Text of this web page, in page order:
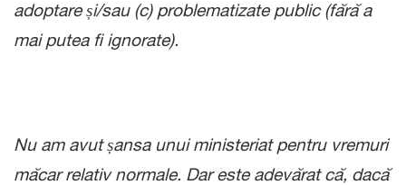
adoptare și/sau (c) problematizate public (fără a
mai putea fi ignorate).
Nu am avut șansa unui ministeriat pentru vremuri
măcar relativ normale. Dar este adevărat că, dacă